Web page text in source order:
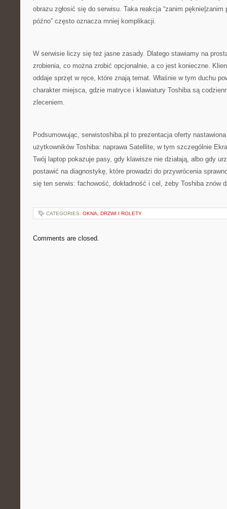
obrazu zgłosić się do serwisu. Taka reakcja “zanim pęknie|zanim
późno” często oznacza mniej komplikacji.
W serwisie liczy się też jasne zasady. Dlatego stawiamy na
zrobienia, co można zrobić opcjonalnie, a co jest konieczne.
oddaje sprzęt w ręce, które znają temat. Właśnie w tym duchu
charakter miejsca, gdzie matryce i klawiatury Toshiba są
zleceniem.
Podsumowując, serwistoshiba.pl to prezentacja oferty
użytkowników Toshiba: naprawa Satellite, w tym szczególnie
Twój laptop pokazuje pasy, gdy klawisze nie działają, albo gdy
postawić na diagnostykę, które prowadzi do przywrócenia
się ten serwis: fachowość, dokładność i cel, żeby Toshiba znów
CATEGORIES: OKNA, DRZWI I ROLETY
Comments are closed.